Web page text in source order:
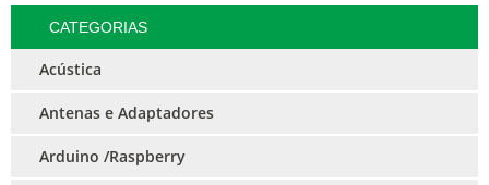
CATEGORIAS
Acústica
Antenas e Adaptadores
Arduino /Raspberry